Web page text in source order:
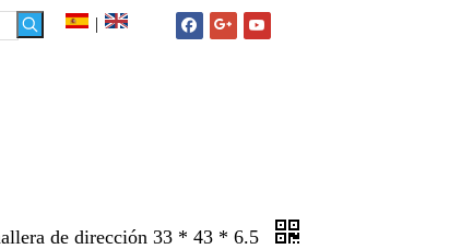
|
de dirección 33 * 43 * 6.5